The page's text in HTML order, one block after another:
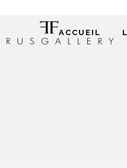
ACCUEIL